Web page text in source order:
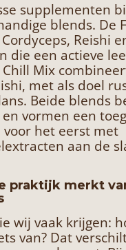
supplementen
blends. De
Reishi
die een actieve
Mix
met als doel
Beide blends
en vormen een
voor het eerst met
aan de
praktijk merkt
wij vaak krijgen:
van? Dat